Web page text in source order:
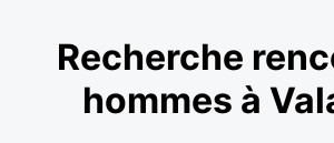
Recherche
hommes à